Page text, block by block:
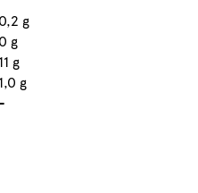
0,2 g
0 g
11 g
1,0 g
-